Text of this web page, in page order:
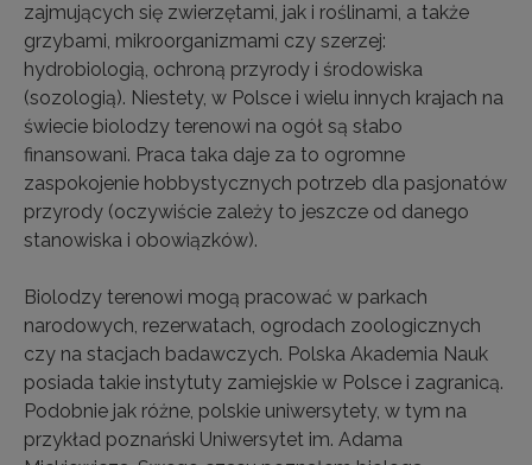
zajmujących się zwierzętami, jak i roślinami, a także
grzybami, mikroorganizmami czy szerzej:
hydrobiologią, ochroną przyrody i środowiska
(sozologią). Niestety, w Polsce i wielu innych krajach na
świecie biolodzy terenowi na ogół są słabo
finansowani. Praca taka daje za to ogromne
zaspokojenie hobbystycznych potrzeb dla pasjonatów
przyrody (oczywiście zależy to jeszcze od danego
stanowiska i obowiązków).
Biolodzy terenowi mogą pracować w parkach
narodowych, rezerwatach, ogrodach zoologicznych
czy na stacjach badawczych. Polska Akademia Nauk
posiada takie instytuty zamiejskie w Polsce i zagranicą.
Podobnie jak różne, polskie uniwersytety, w tym na
przykład poznański Uniwersytet im. Adama